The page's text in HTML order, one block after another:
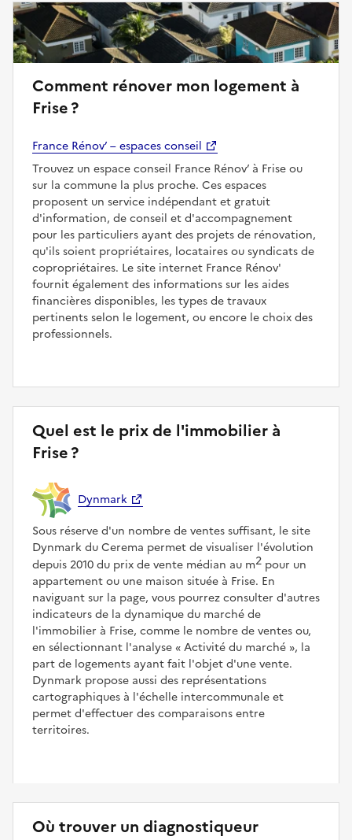
Comment rénover mon logement à
Frise ?
France Rénov’ – espaces conseil
Trouvez un espace conseil France Rénov’ à Frise ou
sur la commune la plus proche. Ces espaces
proposent un service indépendant et gratuit
d'information, de conseil et d'accompagnement
pour les particuliers ayant des projets de rénovation,
qu'ils soient propriétaires, locataires ou syndicats de
copropriétaires. Le site internet France Rénov'
fournit également des informations sur les aides
financières disponibles, les types de travaux
pertinents selon le logement, ou encore le choix des
professionnels.
Quel est le prix de l'immobilier à
Frise ?
Dynmark
Sous réserve d'un nombre de ventes suffisant, le site
Dynmark du Cerema permet de visualiser l'évolution
depuis 2010 du prix de vente médian au m2 pour un
appartement ou une maison située à Frise. En
naviguant sur la page, vous pourrez consulter d'autres
indicateurs de la dynamique du marché de
l'immobilier à Frise, comme le nombre de ventes ou,
en sélectionnant l'analyse
Activité du marché , la
part de logements ayant fait l'objet d'une vente.
Dynmark propose aussi des représentations
cartographiques à l'échelle intercommunale et
permet d'effectuer des comparaisons entre
territoires.
Où trouver un diagnostiqueur